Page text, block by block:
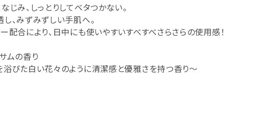
じみ、しっとりしてベタつかない。
、みずみずしい手肌へ。
配合により、日中にも使いやすいすべすべさらさらの使用感！
ムの香り
びた白い花々のように清潔感と優雅さを持つ香り～